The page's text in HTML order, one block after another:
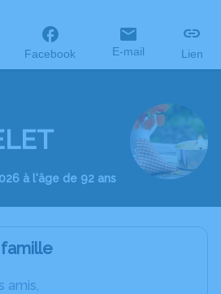
Facebook E-mail Lien
à l'âge de 92 ans
amis,